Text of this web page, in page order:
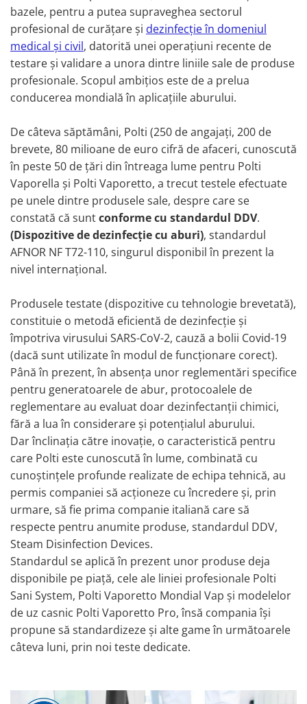
bazele, pentru a putea supraveghea sectorul
profesional de curățare și dezinfecție în domeniul
medical și civil, datorită unei operațiuni recente de
testare și validare a unora dintre liniile sale de produse
profesionale. Scopul ambițios este de a prelua
conducerea mondială în aplicațiile aburului.
De câteva săptămâni, Polti (250 de angajați, 200 de
brevete, 80 milioane de euro cifră de afaceri, cunoscută
în peste 50 de țări din întreaga lume pentru Polti
Vaporella și Polti Vaporetto, a trecut testele efectuate
pe unele dintre produsele sale, despre care se
constată că suntconforme cu standardul DDV.
(Dispozitive de dezinfecție cu aburi), standardul
AFNOR NF T72-110, singurul disponibil în prezent la
nivel internațional.
Produsele testate (dispozitive cu tehnologie brevetată),
constituie o metodă eficientă de dezinfecție și
împotriva virusului SARS-CoV-2, cauză a bolii Covid-19
(dacă sunt utilizate în modul de funcționare corect).
Până în prezent, în absența unor reglementări specifice
pentru generatoarele de abur, protocoalele de
reglementare au evaluat doar dezinfectanții chimici,
fără a lua în considerare și potențialul aburului.
Dar înclinația către inovație, o caracteristică pentru
care Polti este cunoscută în lume, combinată cu
cunoștințele profunde realizate de echipa tehnică, au
permis companiei să acționeze cu încredere și, prin
urmare, să fie prima companie italiană care să
respecte pentru anumite produse, standardul DDV,
Steam Disinfection Devices.
Standardul se aplică în prezent unor produse deja
disponibile pe piață, cele ale liniei profesionale Polti
Sani System, Polti Vaporetto Mondial Vap și modelelor
de uz casnic Polti Vaporetto Pro, însă compania își
propune să standardizeze și alte game în următoarele
câteva luni, prin noi teste dedicate.